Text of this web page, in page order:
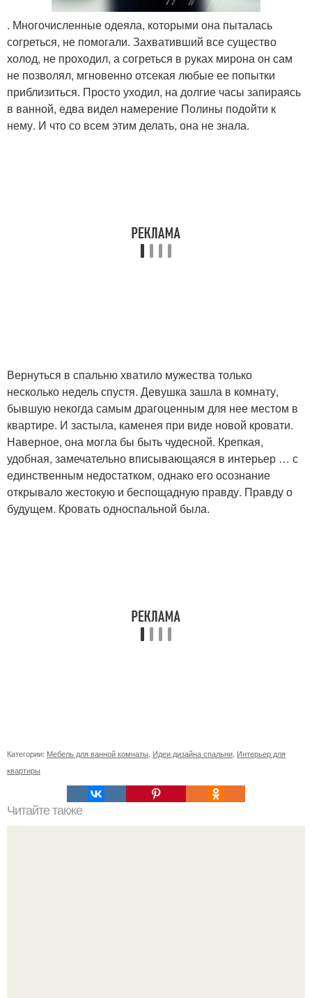
. Многочисленные одеяла, которыми она пыталась
согреться, не помогали. Захвативший все существо
холод, не проходил, а согреться в руках мирона он сам
не позволял, мгновенно отсекая любые ее попытки
приблизиться. Просто уходил, на долгие часы запираясь
в ванной, едва видел намерение Полины подойти к
нему. И что со всем этим делать, она не знала.
Вернуться в спальню хватило мужества только
несколько недель спустя. Девушка зашла в комнату,
бывшую некогда самым драгоценным для нее местом в
квартире. И застыла, каменея при виде новой кровати.
Наверное, она могла бы быть чудесной. Крепкая,
удобная, замечательно вписывающаяся в интерьер … с
единственным недостатком, однако его осознание
открывало жестокую и беспощадную правду. Правду о
будущем. Кровать односпальной была.
Категории: Мебель для ванной комнаты Идеи дизайна спальни Интерьер для
квартиры
Читайте также